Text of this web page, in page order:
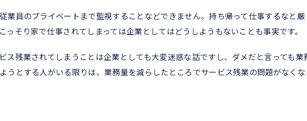
業員のプライベートまで監視することなどできません。持ち帰って仕事するなと厳
っそり家で仕事されてしまっては企業としてはどうしようもないことも事実です。
ス残業されてしまうことは企業としても大変迷惑な話ですし、ダメだと言っても業
うとする人がいる限りは、業務量を減らしたところでサービス残業の問題がなくな